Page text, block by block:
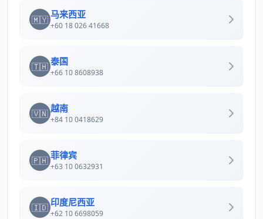
🇲🇾 马来西亚
+60 18 026 41668
🇹🇭 泰国
+66 10 8608938
🇻🇳 越南
+84 10 0418629
🇵🇭 菲律宾
+63 10 0632931
🇮🇩 印度尼西亚
+62 10 6698059